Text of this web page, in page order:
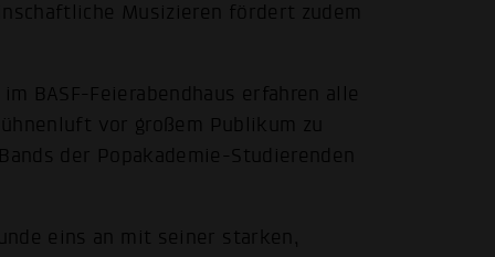
Musizieren fördert zudem
BASF-Feierabendhaus erfahren alle
vor großem Publikum zu
der Popakademie-Studierenden
eins an mit seiner starken,